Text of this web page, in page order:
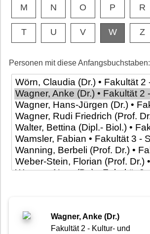
M N O P R
T U V W Z
Personen mit diese Anfangsbuchstaben:
Wagner, Anke (Dr.)
Fakultät 2 - Kultur- und